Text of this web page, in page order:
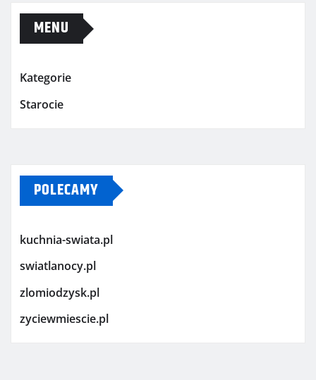
MENU
Kategorie
Starocie
POLECAMY
kuchnia-swiata.pl
swiatlanocy.pl
zlomiodzysk.pl
zyciewmiescie.pl